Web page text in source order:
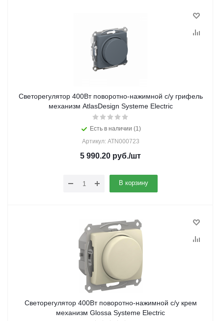
Светорегулятор 400Вт поворотно-нажимной с/у грифель
механизм AtlasDesign Systeme Electric
Есть в наличии (1)
Артикул: ATN000723
5 990.20 руб./шт
В корзину
Светорегулятор 400Вт поворотно-нажимной с/у крем
механизм Glossa Systeme Electric